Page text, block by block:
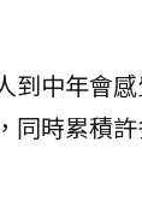
到中年會
時累積